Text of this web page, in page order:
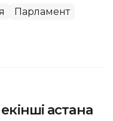
Парламент
астана